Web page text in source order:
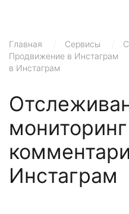
Главная Сервисы
Продвижение в Инстаграм
в Инстаграм
мониторинг
Инстаграм